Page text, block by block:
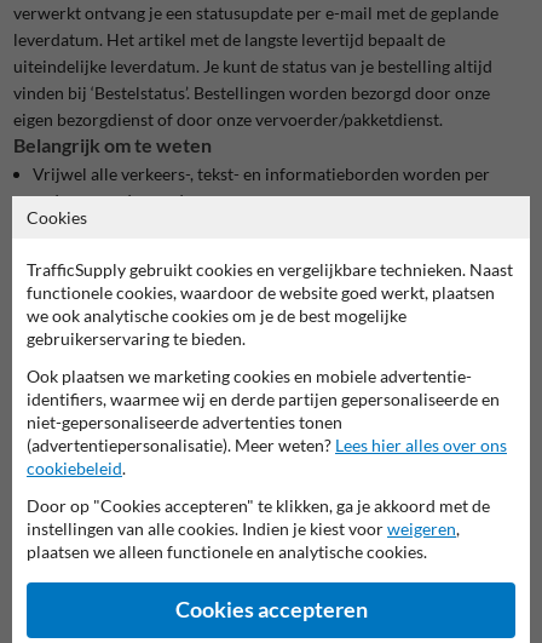
verwerkt ontvang je een statusupdate per e-mail met de geplande
leverdatum. Het artikel met de langste levertijd bepaalt de
uiteindelijke leverdatum. Je kunt de status van je bestelling altijd
vinden bij ‘Bestelstatus’. Bestellingen worden bezorgd door onze
eigen bezorgdienst of door onze vervoerder/pakketdienst.
Belangrijk om te weten
Vrijwel alle verkeers-, tekst- en informatieborden worden per
order geproduceerd.
De levertijd wordt vermeld in werkdagen (maandag t/m vrijdag
Je ontvangt tijdens kantoortijden binnen enkele uren na de
bestelling de geplande leverdatum van je bestelling.
Je ontvangt een statusupdate wanneer het pakket aangeboden is
Spoedorder aanvragen?
In overleg is veel mogelijk. Allereerst is het voor ons belangrijk om
de omvang van de complete opdracht goed in beeld te hebben.
Plaats de gewenste productenvrijblijvendin de winkelmand
Rechtsonderaan de pagina klik je op de button 'prijsopgave
doorsturen per email'
Stuur jeaanvraagdoor naar onze webshop (zie optie op de
winkelmand pagina)
Cookies
TrafficSupply gebruikt cookies en vergelijkbare technieken. Naast
functionele cookies, waardoor de website goed werkt, plaatsen
we ook analytische cookies om je de best mogelijke
gebruikerservaring te bieden.
Ook plaatsen we marketing cookies en mobiele advertentie-
identifiers, waarmee wij en derde partijen gepersonaliseerde en
niet-gepersonaliseerde advertenties tonen
(advertentiepersonalisatie). Meer weten? Lees hier alles over ons
cookiebeleid.
Door op "Cookies accepteren" te klikken, ga je akkoord met de
instellingen van alle cookies. Indien je kiest voorweigeren,
plaatsen we alleen functionele en analytische cookies.
Cookies accepteren